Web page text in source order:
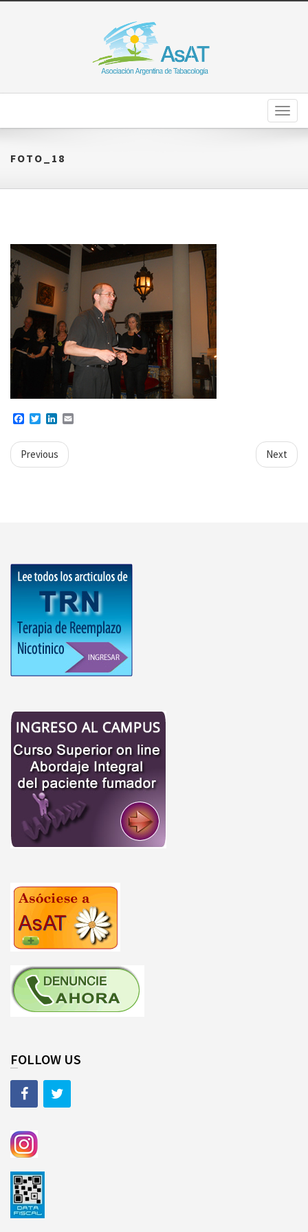
FOTO_18
Facebook
TwitterLinkedIn
Previous Next
FOLLOW US